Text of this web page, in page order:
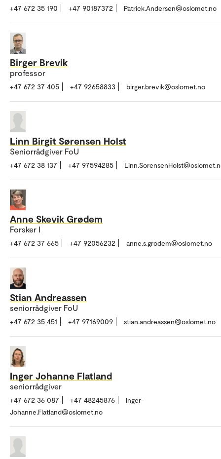
+47 672 35 190 +47 90187372 Patrick.Andersen@oslomet.no
Birger Brevik
professor
+47 672 37 405 +47 92658833 birger.brevik@oslomet.no
Linn Birgit Sørensen Holst
Seniorrådgiver FoU
+47 672 38 137 +47 97594285
Anne Skevik Grødem
Forsker I
+47 672 37 665 +47 92056232 anne.s.grodem@oslomet.no
Stian Andreassen
seniorrådgiver FoU
+47 672 35 451 +47 97169009 stian.andreassen@oslomet.no
Inger Johanne Flatland
seniorrådgiver
+47 672 36 087 +47 48245876
Inger-
Johanne.Flatland@oslomet.no